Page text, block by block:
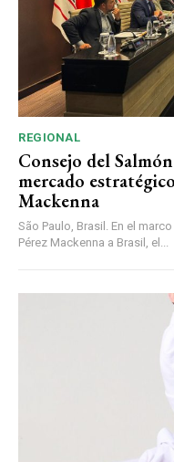
REGIONAL
Consejo del
mercado
Mackenna
São Paulo, Brasil. En el
Pérez Mackenna a Brasil, el...